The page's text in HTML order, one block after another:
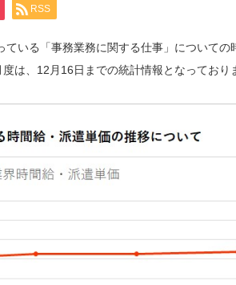
RSS
いる「事務業務に関する仕事」についての
は、12月16日までの統計情報となっており